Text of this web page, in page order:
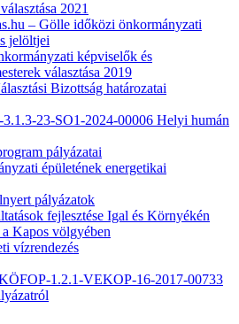
2021
– Gölle időközi önkormányzati
jelöltjei
képviselők és
választása 2019
Bizottság határozatai
23-SO1-2024-00006 Helyi humán
pályázatai
épületének energetikai
pályázatok
fejlesztése Igal és Környékén
a Kapos völgyében
vízrendezés
1.2.1-VEKOP-16-2017-00733